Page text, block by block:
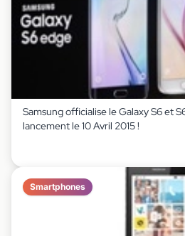
Samsung officialise le Galaxy S6 et
lancement le 10 Avril 2015 !
Smartphones